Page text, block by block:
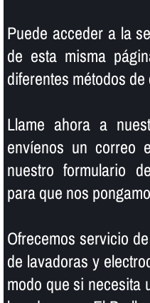
Puede acceder a la
de esta misma
diferentes métodos de
Llame ahora a
enví­enos un correo
nuestro formulario
para que nos
Ofrecemos servicio
de lavadoras y
modo que si necesita